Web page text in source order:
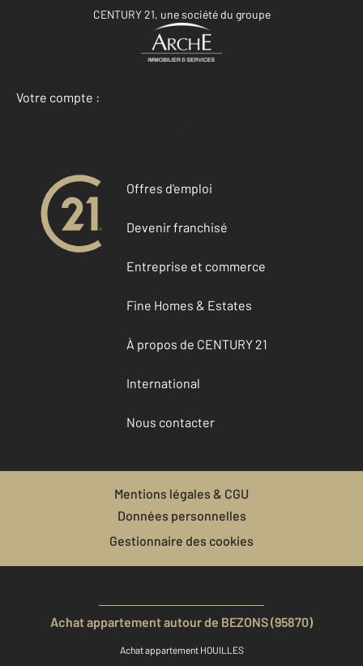
CENTURY 21, une société du groupe
Votre compte :
Accéder à mon compte
Offres d'emploi
Devenir franchisé
Entreprise et commerce
Fine Homes & Estates
À propos de CENTURY 21
International
Nous contacter
Mentions légales & CGU
Données personnelles
Gestionnaire des cookies
Achat appartement autour de BEZONS (95870)
Achat appartement HOUILLES